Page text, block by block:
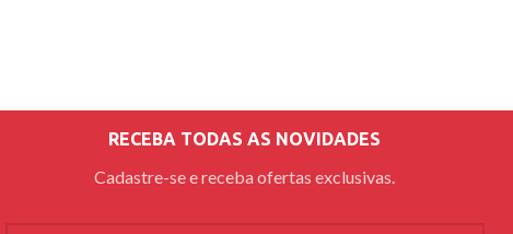
RECEBA TODAS AS NOVIDADES
Cadastre-se e receba ofertas exclusivas.